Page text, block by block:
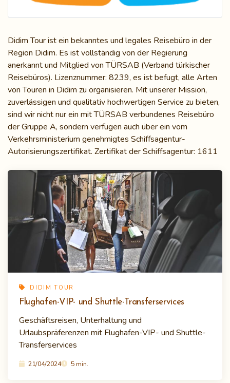
Didim Tour ist ein bekanntes und legales Reisebüro in der
Region Didim. Es ist vollständig von der Regierung
anerkannt und Mitglied von TÜRSAB (Verband türkischer
Reisebüros). Lizenznummer: 8239, es ist befugt, alle Arten
von Touren in Didim zu organisieren. Mit unserer Mission,
zuverlässigen und qualitativ hochwertigen Service zu bieten,
sind wir nicht nur ein mit TÜRSAB verbundenes Reisebüro
der Gruppe A, sondern verfügen auch über ein vom
Verkehrsministerium genehmigtes Schiffsagentur-
Autorisierungszertifikat. Zertifikat der Schiffsagentur: 1611
DIDIM TOUR
Flughafen-VIP- und Shuttle-Transferservices
Geschäftsreisen, Unterhaltung und
Urlaubspräferenzen mit Flughafen-VIP- und Shuttle-
Transferservices
21/04/2024 5 min.